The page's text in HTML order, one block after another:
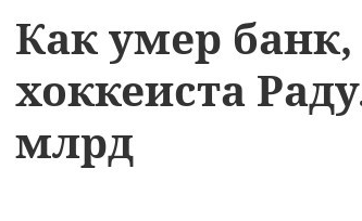
Как умер
хоккеиста
млрд